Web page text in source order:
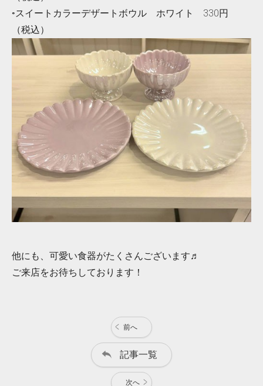
◦スイートカラーデザートボウル ホワイト 330円
（税込）
他にも、可愛い食器がたくさんございます♬
ご来店をお待ちしております！
前へ
記事一覧
次へ